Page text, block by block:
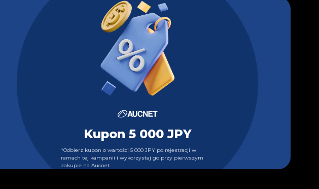
Kupon 5 000 JPY
*Odbierz kupon o wartości 5 000 JPY po rejestracji w
ramach tej kampanii i wykorzystaj go przy pierwszym
zakupie na Aucnet.